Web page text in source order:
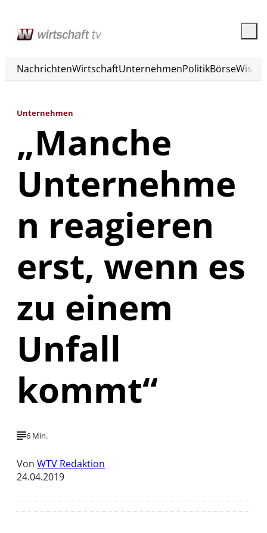
NachrichtenWirtschaftUnternehmenPolitikBörse
Unternehmen
„Manche
Unternehme
n reagieren
erst, wenn es
zu einem
Unfall
kommt“
6 Min.
Von WTV Redaktion
24.04.2019